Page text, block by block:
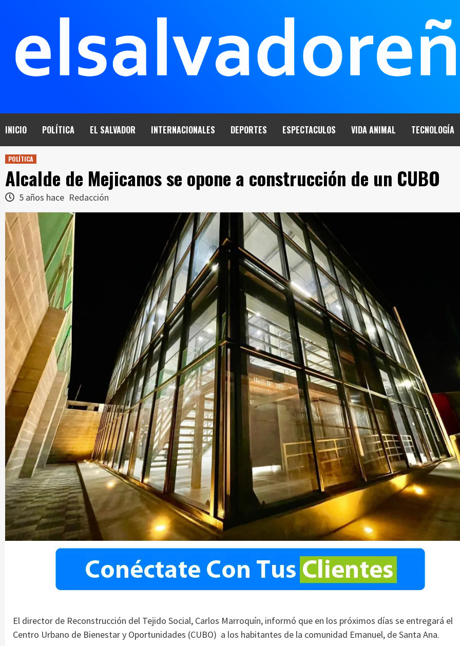
INICIO POLÍTICA EL SALVADOR INTERNACIONALES DEPORTES ESPECTACULOS VIDA ANIMAL TECNOLOGÍA
POLÍTICA
Alcalde de Mejicanos se opone a construcción de un CUBO
5 años hace Redacción
El director de Reconstrucción del Tejido Social, Carlos Marroquín, informó que en los próximos días se entregará el
Centro Urbano de Bienestar y Oportunidades (CUBO) a los habitantes de la comunidad Emanuel, de Santa Ana.